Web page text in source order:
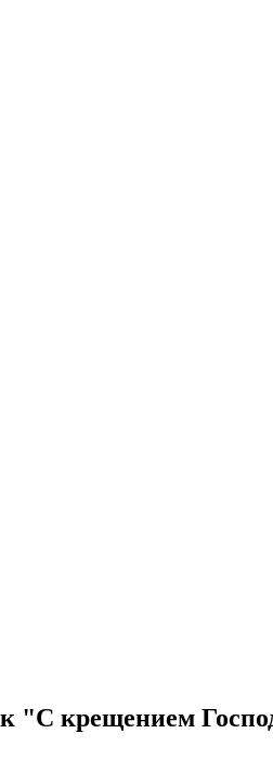
"С крещением